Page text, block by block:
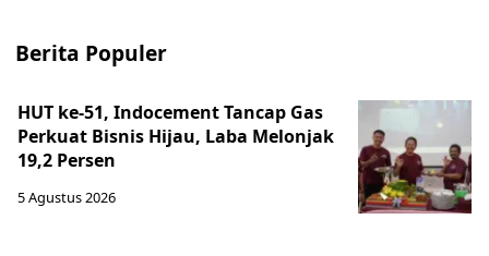
Berita Populer
HUT ke-51, Indocement Tancap Gas
Perkuat Bisnis Hijau, Laba Melonjak
19,2 Persen
5 Agustus 2026